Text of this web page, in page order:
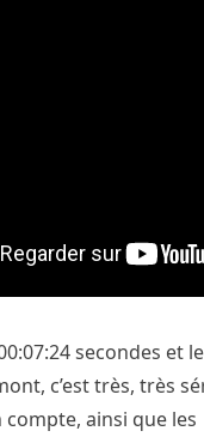
secondes et
c’est très, très
ainsi que les